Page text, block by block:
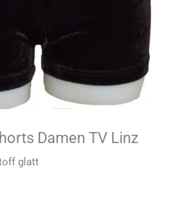
Damen TV Linz
glatt